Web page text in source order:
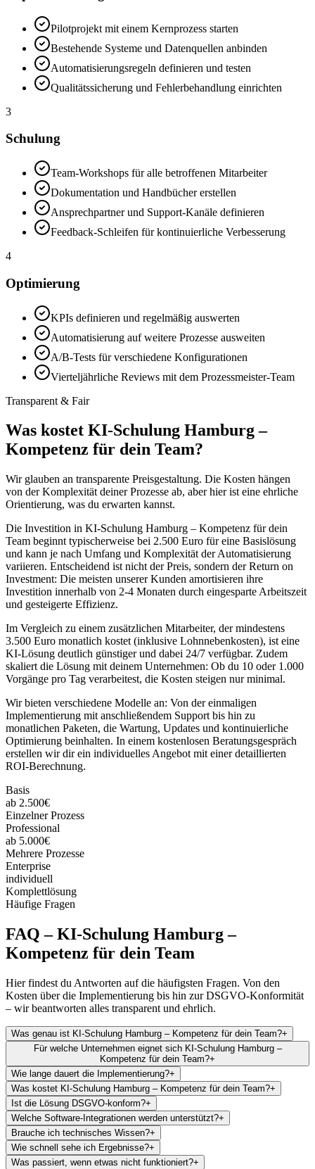
Pilotprojekt mit einem Kernprozess starten
Bestehende Systeme und Datenquellen anbinden
Automatisierungsregeln definieren und testen
Qualitätssicherung und Fehlerbehandlung einrichten
3
Schulung
Team-Workshops für alle betroffenen Mitarbeiter
Dokumentation und Handbücher erstellen
Ansprechpartner und Support-Kanäle definieren
Feedback-Schleifen für kontinuierliche Verbesserung
4
Optimierung
KPIs definieren und regelmäßig auswerten
Automatisierung auf weitere Prozesse ausweiten
A/B-Tests für verschiedene Konfigurationen
Vierteljährliche Reviews mit dem Prozessmeister-Team
Transparent & Fair
Was kostet KI-Schulung Hamburg –
Kompetenz für dein Team?
Wir glauben an transparente Preisgestaltung. Die Kosten hängen
von der Komplexität deiner Prozesse ab, aber hier ist eine ehrliche
Orientierung, was du erwarten kannst.
Die Investition in KI-Schulung Hamburg – Kompetenz für dein
Team beginnt typischerweise bei 2.500 Euro für eine Basislösung
und kann je nach Umfang und Komplexität der Automatisierung
variieren. Entscheidend ist nicht der Preis, sondern der Return on
Investment: Die meisten unserer Kunden amortisieren ihre
Investition innerhalb von 2-4 Monaten durch eingesparte Arbeitszeit
und gesteigerte Effizienz.
Im Vergleich zu einem zusätzlichen Mitarbeiter, der mindestens
3.500 Euro monatlich kostet (inklusive Lohnnebenkosten), ist eine
KI-Lösung deutlich günstiger und dabei 24/7 verfügbar. Zudem
skaliert die Lösung mit deinem Unternehmen: Ob du 10 oder 1.000
Vorgänge pro Tag verarbeitest, die Kosten steigen nur minimal.
Wir bieten verschiedene Modelle an: Von der einmaligen
Implementierung mit anschließendem Support bis hin zu
monatlichen Paketen, die Wartung, Updates und kontinuierliche
Optimierung beinhalten. In einem kostenlosen Beratungsgespräch
erstellen wir dir ein individuelles Angebot mit einer detaillierten
ROI-Berechnung.
Basis
ab 2.500€
Einzelner Prozess
Professional
ab 5.000€
Mehrere Prozesse
Enterprise
individuell
Komplettlösung
Häufige Fragen
FAQ –KI-Schulung Hamburg –
Kompetenz für dein Team
Hier findest du Antworten auf die häufigsten Fragen. Von den
Kosten über die Implementierung bis hin zur DSGVO-Konformität
– wir beantworten alles transparent und ehrlich.
Was genau ist KI-Schulung Hamburg – Kompetenz für dein Team?+
Für welche Unternehmen eignet sich KI-Schulung Hamburg –
Kompetenz für dein Team?+
Wie lange dauert die Implementierung?+
Was kostet KI-Schulung Hamburg – Kompetenz für dein Team?+
Ist die Lösung DSGVO-konform?+
Welche Software-Integrationen werden unterstützt?+
Brauche ich technisches Wissen?+
Wie schnell sehe ich Ergebnisse?+
Was passiert, wenn etwas nicht funktioniert?+